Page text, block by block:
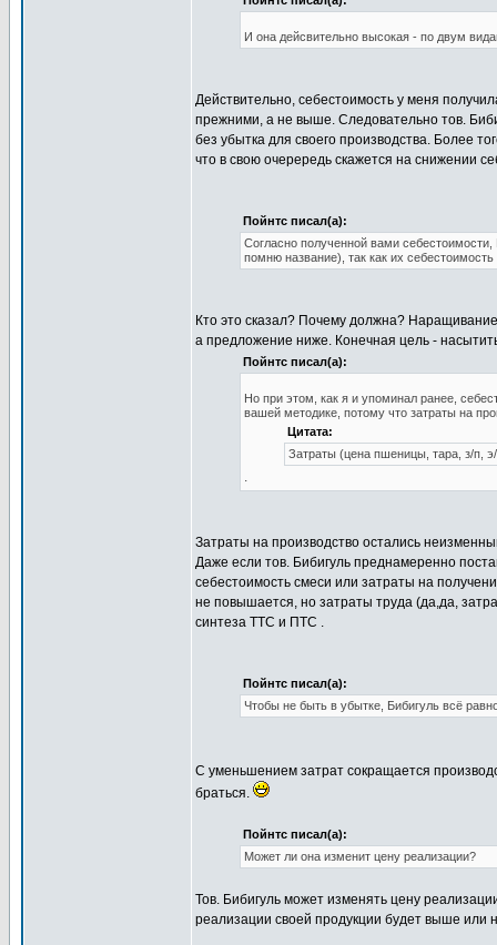
И она дейсвительно высокая - по двум
Действительно, себестоимость у меня
прежними, а не выше. Следовательно тов.
без убытка для своего производства. Более
что в свою очерередь скажется на снижении
Пойнтс писал(а):
Согласно полученной вами
помню название), так как их
Кто это сказал? Почему должна?
а предложение ниже. Конечная цель -
Пойнтс писал(а):
Но при этом, как я и упоминал ранее,
вашей методике, потому что затраты на
Цитата:
Затраты (цена пшеницы, тара, з/п,
.
Затраты на производство остались
Даже если тов. Бибигуль преднамеренно
себестоимость смеси или затраты на
не повышается, но затраты труда (да,да,
синтеза ТТС и ПТС .
Пойнтс писал(а):
Чтобы не быть в убытке, Бибигуль всё
С уменьшением затрат сокращается
браться.
Пойнтс писал(а):
Может ли она изменит цену реализации?
Тов. Бибигуль может изменять цену
реализации своей продукции будет выше или